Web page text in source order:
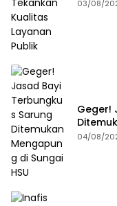
03/08/
Geger!
04/08/